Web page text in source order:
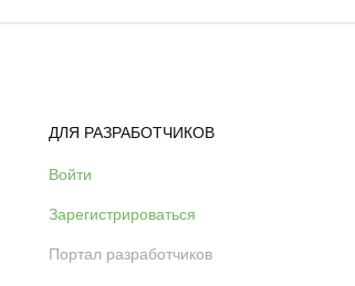
ДЛЯ РАЗРАБОТЧИКОВ
Войти
Зарегистрироваться
Портал разработчиков